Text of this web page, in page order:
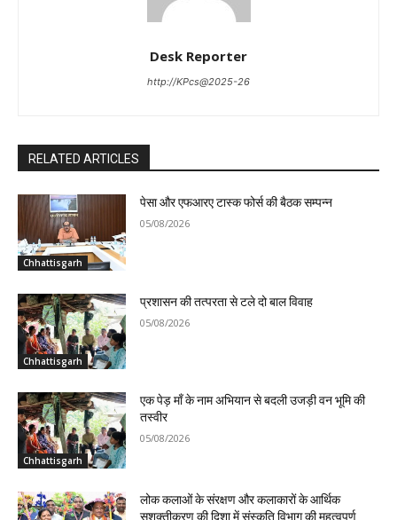
Desk Reporter
http://KPcs@2025-26
RELATED ARTICLES
Chhattisgarh
पेसा और एफआरए टास्क फोर्स की बैठक सम्पन्न
05/08/2026
Chhattisgarh
प्रशासन की तत्परता से टले दो बाल विवाह
05/08/2026
Chhattisgarh
एक पेड़ माँ के नाम अभियान से बदली उजड़ी वन भूमि की
तस्वीर
05/08/2026
लोक कलाओं के संरक्षण और कलाकारों के आर्थिक
सशक्तीकरण की दिशा में संस्कृति विभाग की महत्वपूर्ण